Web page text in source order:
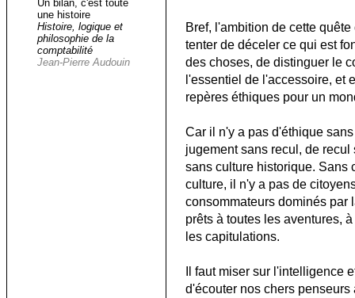
Un bilan, c'est toute
une histoire
Histoire, logique et
philosophie de la
comptabilité
Jean-Pierre Audouin
Bref, l'ambition de cette
tenter de déceler ce qui est
des choses, de distinguer le
l'essentiel de l'accessoire, et
repères éthiques pour un
Car il n'y a pas d'éthique
jugement sans recul, de
sans culture historique. Sans
culture, il n'y a pas de
consommateurs dominés par
prêts à toutes les aventures,
les capitulations.
Il faut miser sur l'intelligence
d'écouter nos chers